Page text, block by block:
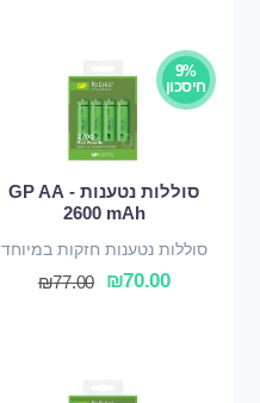
9%
חיסכון
סוללות נטענות - GP AA
2600 mAh
סוללות נטענות חזקות במיוחד
₪70.00
₪77.00